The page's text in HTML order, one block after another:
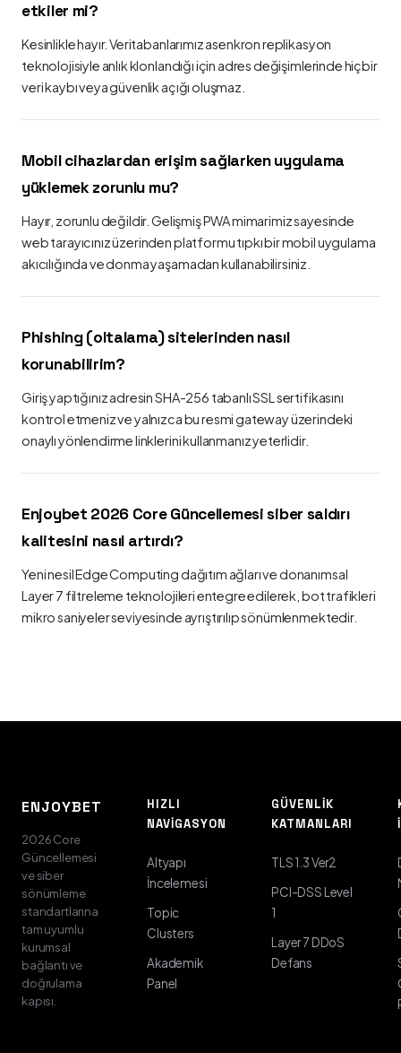
etkiler mi?
Kesinlikle hayır. Veritabanlarımız asenkron replikasyon
teknolojisiyle anlık klonlandığı için adres değişimlerinde hiçbir
veri kaybı veya güvenlik açığı oluşmaz.
Mobil cihazlardan erişim sağlarken uygulama
yüklemek zorunlu mu?
Hayır, zorunlu değildir. Gelişmiş PWA mimarimiz sayesinde
web tarayıcınız üzerinden platformu tıpkı bir mobil uygulama
akıcılığında ve donma yaşamadan kullanabilirsiniz.
Phishing (oltalama) sitelerinden nasıl
korunabilirim?
Giriş yaptığınız adresin SHA-256 tabanlı SSL sertifikasını
kontrol etmeniz ve yalnızca bu resmi gateway üzerindeki
onaylı yönlendirme linklerini kullanmanız yeterlidir.
Enjoybet 2026 Core Güncellemesi siber saldırı
kalitesini nasıl artırdı?
Yeni nesil Edge Computing dağıtım ağları ve donanımsal
Layer 7 filtreleme teknolojileri entegre edilerek, bot trafikleri
mikro saniyeler seviyesinde ayrıştırılıp sönümlenmektedir.
ENJOYBET
2026 Core
Güncellemesi
ve siber
sönümleme
standartlarına
tam uyumlu
kurumsal
bağlantı ve
doğrulama
kapısı.
HIZLI
NAVIGASYON
Altyapı
İncelemesi
Topic
Clusters
Akademik
Panel
GÜVENLIK
KATMANLARI
TLS 1.3 Ver2
PCI-DSS Level
1
Layer 7 DDoS
Defans